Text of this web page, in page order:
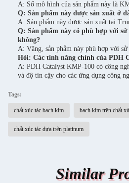
A: Số mô hình của sản phẩm này là
Q: Sản phẩm này được sản xuất ở
A: Sản phẩm này được sản xuất tại
Q: Sản phẩm này có phù hợp với sử
không?
A: Vâng, sản phẩm này phù hợp với
Hỏi: Các tính năng chính của PDH
A: PDH Catalyst KMP-100 có công
và độ tin cậy cho các ứng dụng công
Tags:
chất xúc tác bạch kim bạch kim trên chất
chất xúc tác dựa trên platinum
Similar